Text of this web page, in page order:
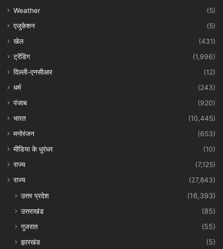
Weather
(5)
एजुकेशन
(5)
खेल
(431)
ट्रेंडिंग
(1,996)
दिल्ली-एनसीआर
(12)
धर्म
(243)
पंजाब
(920)
भारत
(10,445)
मनोरंजन
(653)
मीडिया के धुरंधर
(10)
राज्य
(7,125)
राज्य
(27,843)
उत्तर प्रदेश
(16,393)
उत्तराखंड
(85)
गुजरात
(55)
झारखंड
(5)